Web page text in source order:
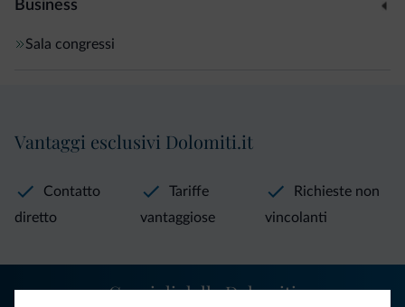
Business
Sala congressi
Vantaggi esclusivi Dolomiti.it
Contatto
diretto
Tariffe
vantaggiose
Richieste non
vincolanti
Consigli dalle Dolomiti